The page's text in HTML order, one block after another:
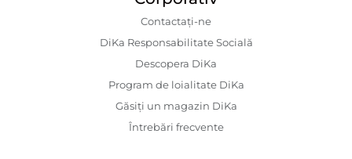
Contactaţi-ne
DiKa Responsabilitate Socială
Descopera DiKa
Program de loialitate DiKa
Găsiți un magazin DiKa
Întrebări frecvente